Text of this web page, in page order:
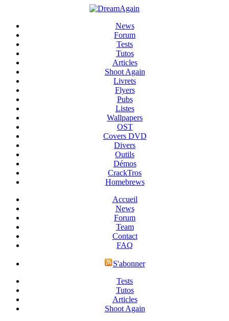
News
Forum
Tests
Tutos
Articles
Shoot Again
Livrets
Flyers
Pubs
Listes
Wallpapers
OST
Covers DVD
Divers
Outils
Démos
CrackTros
Homebrews
Accueil
News
Forum
Team
Contact
FAQ
S'abonner
Tests
Tutos
Articles
Shoot Again